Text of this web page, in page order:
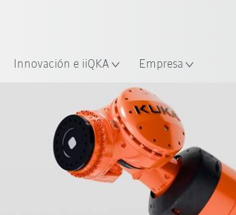
Innovación e iiQKA Empresa